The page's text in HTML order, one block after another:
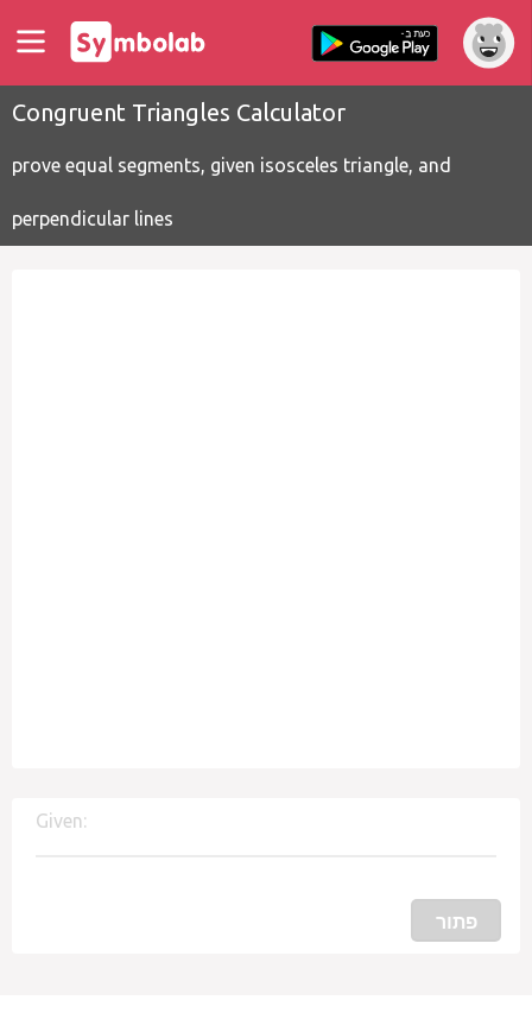
Congruent Triangles Calculator
prove equal segments, given isosceles triangle, and
perpendicular lines
Given:
פתור